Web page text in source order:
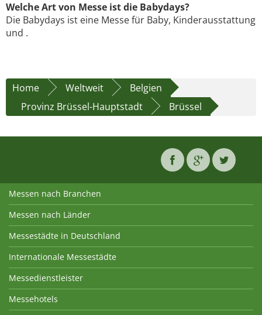
Welche Art von Messe ist die Babydays?
Die Babydays ist eine Messe für Baby, Kinderausstattung
und .
Home Weltweit
Belgien
Provinz Brüssel-Hauptstadt
Brüssel
Messen nach Branchen
Messen nach Länder
Messestädte in Deutschland
Internationale Messestädte
Messedienstleister
Messehotels